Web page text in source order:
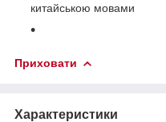
китайською мовами
Приховати
Характеристики